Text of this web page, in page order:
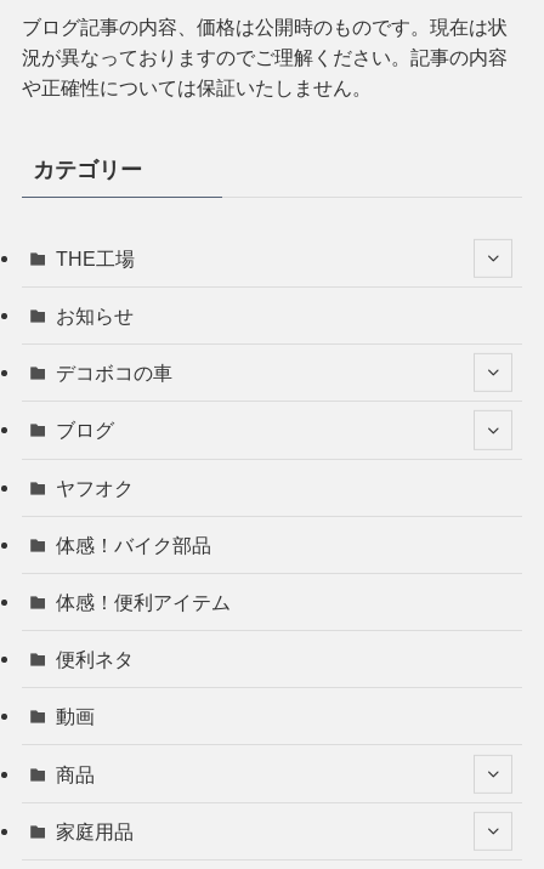
ブログ記事の内容、価格は公開時のものです。現在は状
況が異なっておりますのでご理解ください。記事の内容
や正確性については保証いたしません。
カテゴリー
THE工場
お知らせ
デコボコの車
ブログ
ヤフオク
体感！バイク部品
体感！便利アイテム
便利ネタ
動画
商品
家庭用品